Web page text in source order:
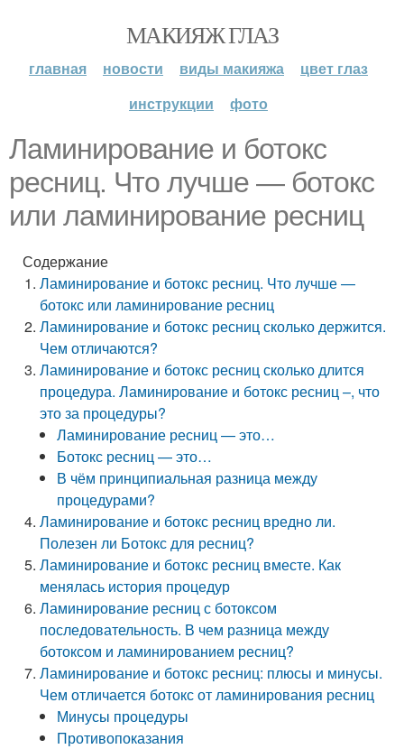
МАКИЯЖ ГЛАЗ
главная новости виды макияжа
цвет глаз
инструкции
фото
Ламинирование и ботокс
ресниц. Что лучше — ботокс
или ламинирование ресниц
Содержание
Ламинирование и ботокс ресниц. Что лучше —
ботокс или ламинирование ресниц
Ламинирование и ботокс ресниц сколько держится.
Чем отличаются?
Ламинирование и ботокс ресниц сколько длится
процедура. Ламинирование и ботокс ресниц –, что
это за процедуры?
Ламинирование ресниц — это…
Ботокс ресниц — это…
В чём принципиальная разница между
процедурами?
Ламинирование и ботокс ресниц вредно ли.
Полезен ли Ботокс для ресниц?
Ламинирование и ботокс ресниц вместе. Как
менялась история процедур
Ламинирование ресниц с ботоксом
последовательность. В чем разница между
ботоксом и ламинированием ресниц?
Ламинирование и ботокс ресниц: плюсы и минусы.
Чем отличается ботокс от ламинирования ресниц
Минусы процедуры
Противопоказания